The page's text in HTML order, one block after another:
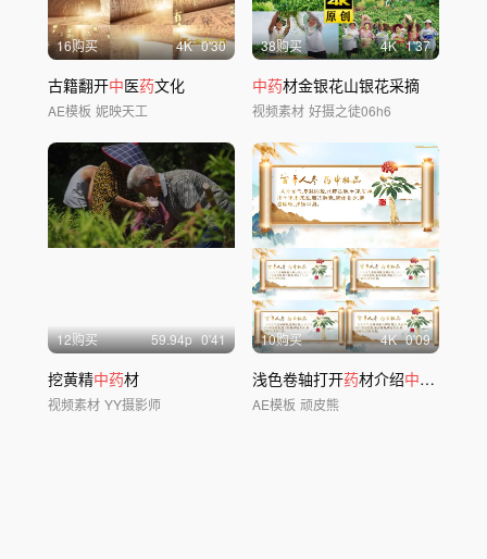
16购买 4K 0'30
古籍翻开中医药文化
AE模板 妮映天工
38购买 4K 1'37
中药材金银花山银花采摘
视频素材 好摄之徒06h6
12购买 59.94p 0'41
挖黄精中药材
视频素材 YY摄影师
10购买 4K 0'09
浅色卷轴打开药材介绍中国风人参
AE模板 顽皮熊